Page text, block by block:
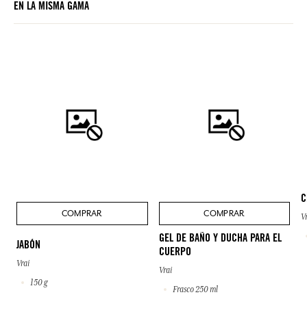
EN LA MISMA GAMA
COMPRAR
JABÓN
Vrai
150 g
COMPRAR
GEL DE BAÑO Y DUCHA PARA EL
CUERPO
Vrai
Frasco 250 ml